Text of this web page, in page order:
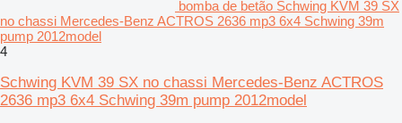
bomba de betão Schwing KVM 39 SX
no chassi Mercedes-Benz ACTROS 2636 mp3 6x4 Schwing 39m
pump 2012model
4
Schwing KVM 39 SX no chassi Mercedes-Benz ACTROS
2636 mp3 6x4 Schwing 39m pump 2012model